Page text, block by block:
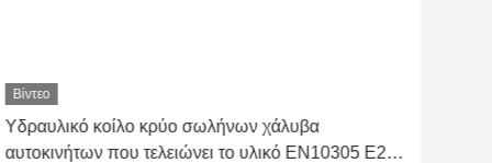
Βίντεο
Υδραυλικό κοίλο κρύο σωλήνων χάλυβα
αυτοκινήτων που τελειώνει το υλικό EN10305 E235